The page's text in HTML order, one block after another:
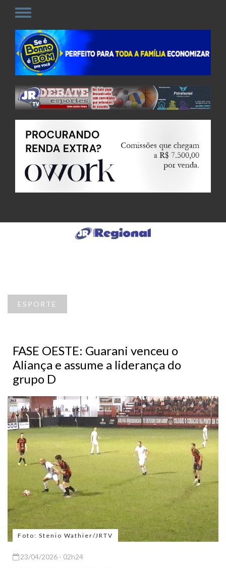
ESPORTE
FASE OESTE: Guarani venceu o
Aliança e assume a liderança do
grupo D
Foto: Stenio Wathier/JRTV
23/04/2026 - 02h24